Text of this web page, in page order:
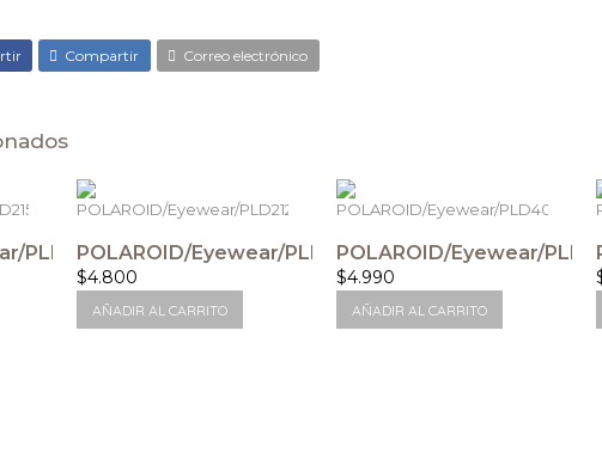
Compartir Correo electrónico
PLD2157/SPOLAROID/Eyewear/PLD2126SXW05X
$4.800
AÑADIR AL CARRITO
POLAROID/Eyewear/
$4.990
AÑADIR AL CARRITO